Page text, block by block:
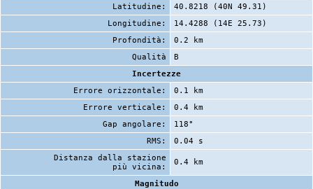
Latitudine:
40.8218 (40N 49.31)
Longitudine:
14.4288 (14E 25.73)
Profondità:
0.2 km
Qualità
B
Incertezze
Errore orizzontale:
0.1 km
Errore verticale:
0.4 km
Gap angolare:
118°
RMS:
0.04 s
Distanza dalla stazione
più vicina:
0.4 km
Magnitudo